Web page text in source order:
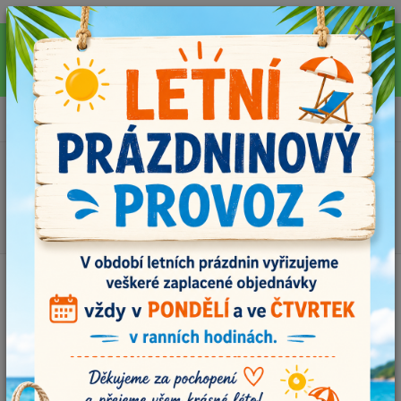
Pro rychlejší vyřízení Vašich dotazů, využijte během letních prázdnin náš
email info@i-prize.cz. Děkujeme. !!! POZOR ZMĚNA !!! V PONDĚLÍ 10.8.
NEVYŘIZUJEME ŽÁDNÉ OBJEDNÁVKY, ODESÍLAT BUDEME V ÚTERÝ
11.8. DĚKUJEME ZA POCHOPENÍ!
Menu
Hledat
+420704179566 0ks
za0,00 Kč
Dolphin baby 80310, tmavý cyklámen
Dolphin baby 80310, tmavý
cyklámen
TOP produkt